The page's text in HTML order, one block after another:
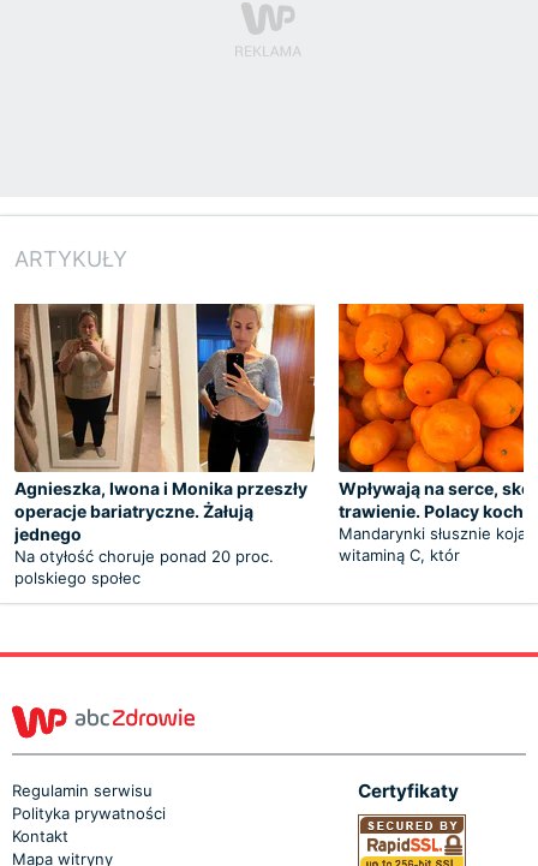
ARTYKUŁY
Agnieszka, Iwona i Monika przeszły
operacje bariatryczne. Żałują
jednego
Na otyłość choruje ponad 20 proc.
polskiego społec
Wpływają na serce,
trawienie. Polacy
Mandarynki słusznie
witaminą C, któr
Regulamin serwisu
Polityka prywatności
Kontakt
Mapa witryny
Certyfikaty